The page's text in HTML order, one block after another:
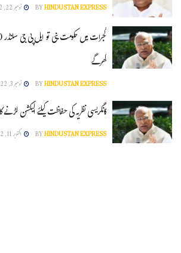
BYHINDUSTAN EXPRESS نومبر 22, 2022
کھرگے
BYHINDUSTAN EXPRESS نومبر 3, 2022
کانگریسی نظریہ کی حفاظت کیلئے الیکشن لڑنے
BYHINDUSTAN EXPRESS اکتوبر 11, 2022